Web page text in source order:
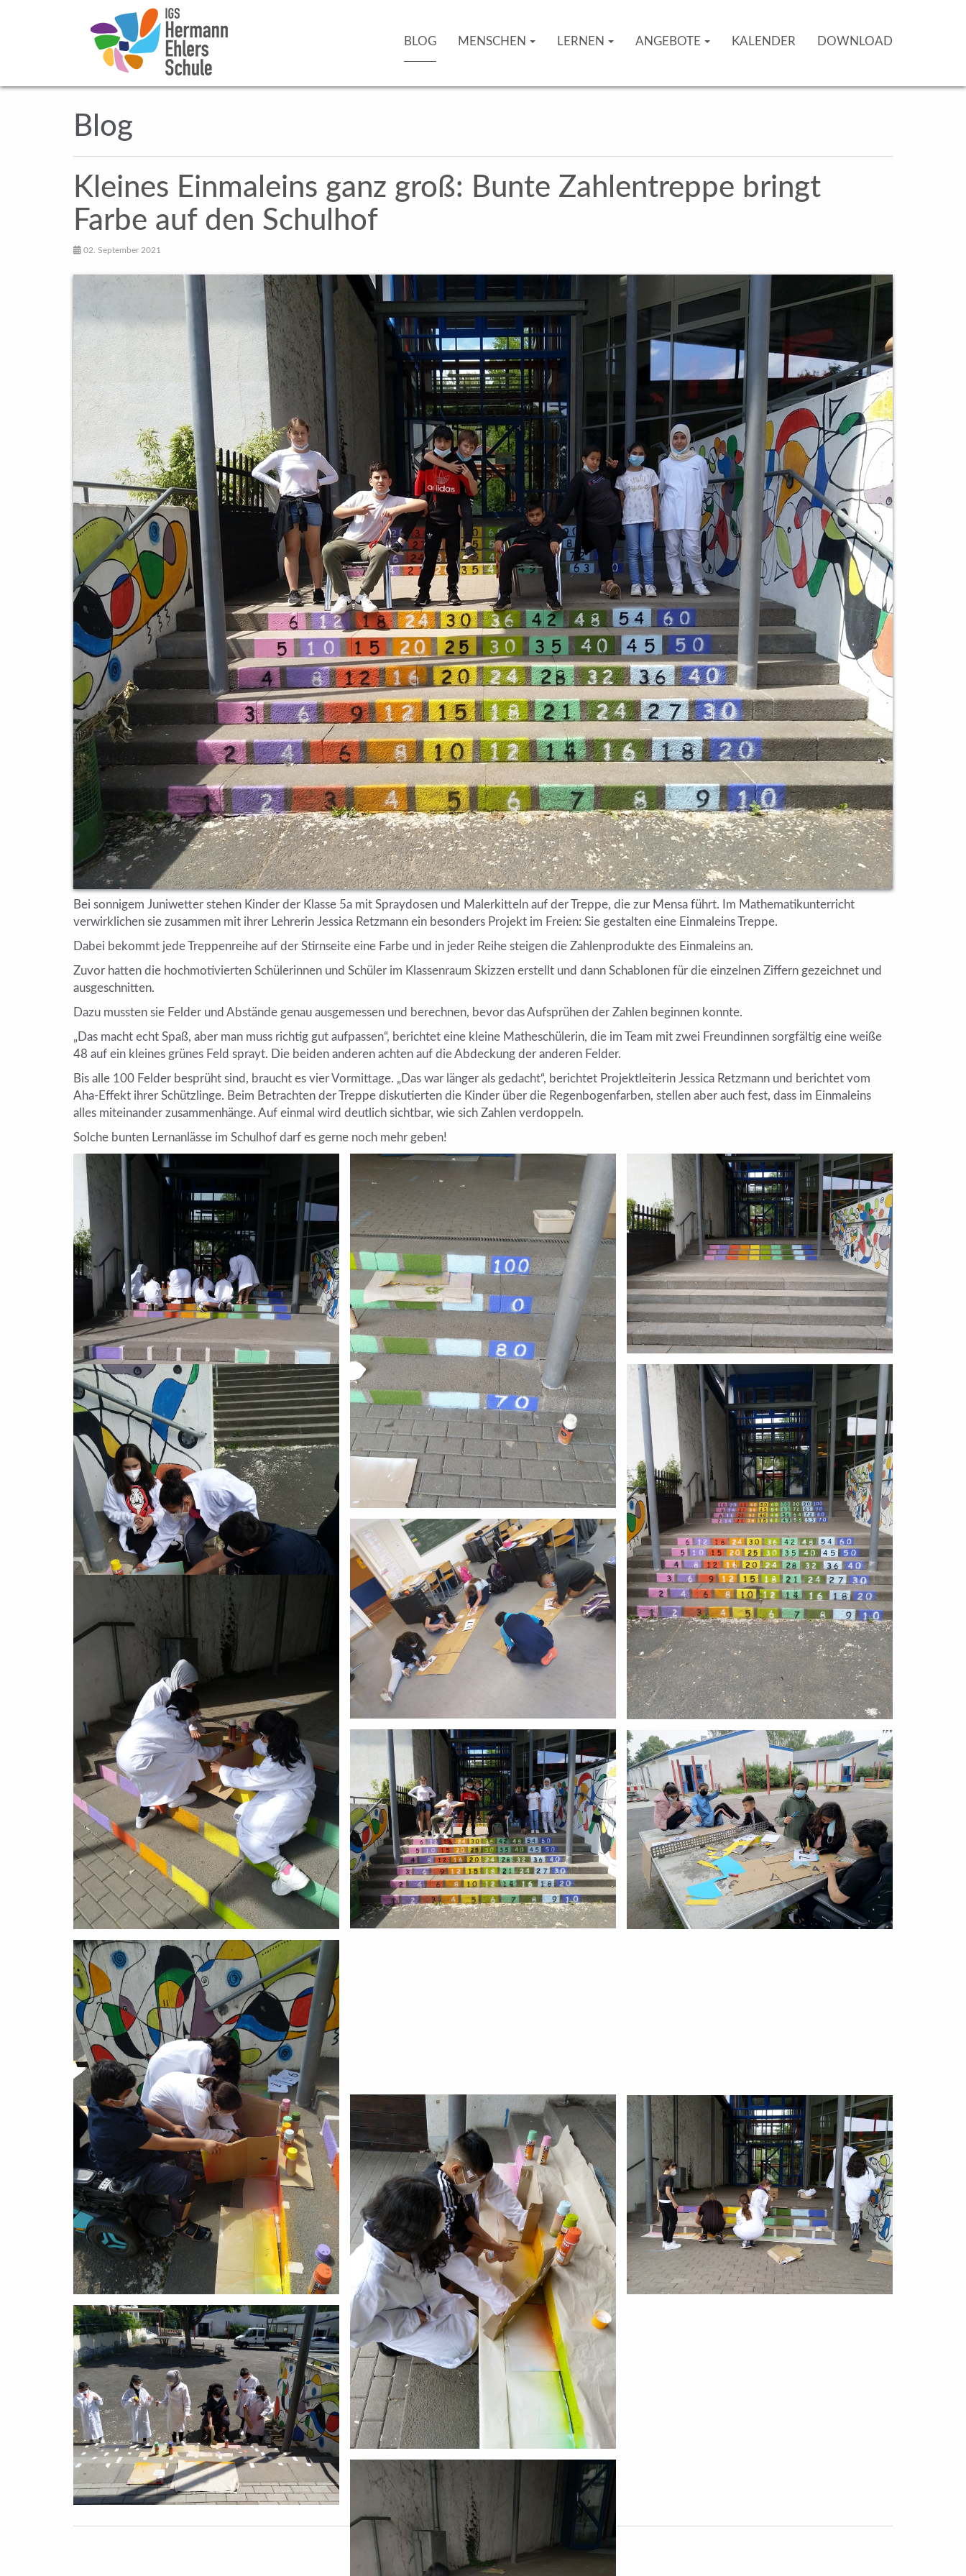
BLOG MENSCHEN LERNEN ANGEBOTE KALENDER DOWNLOAD
Blog
Kleines Einmaleins ganz groß: Bunte Zahlentreppe bringt
Farbe auf den Schulhof
02. September 2021
Bei sonnigem Juniwetter stehen Kinder der Klasse 5a mit Spraydosen und Malerkitteln auf der Treppe, die zur Mensa führt. Im Mathematikunterricht
verwirklichen sie zusammen mit ihrer Lehrerin Jessica Retzmann ein besonders Projekt im Freien: Sie gestalten eine Einmaleins Treppe.
Dabei bekommt jede Treppenreihe auf der Stirnseite eine Farbe und in jeder Reihe steigen die Zahlenprodukte des Einmaleins an.
Zuvor hatten die hochmotivierten Schülerinnen und Schüler im Klassenraum Skizzen erstellt und dann Schablonen für die einzelnen Ziffern gezeichnet und
ausgeschnitten.
Dazu mussten sie Felder und Abstände genau ausgemessen und berechnen, bevor das Aufsprühen der Zahlen beginnen konnte.
„Das macht echt Spaß, aber man muss richtig gut aufpassen“, berichtet eine kleine Matheschülerin, die im Team mit zwei Freundinnen sorgfältig eine weiße
48 auf ein kleines grünes Feld sprayt. Die beiden anderen achten auf die Abdeckung der anderen Felder.
Bis alle 100 Felder besprüht sind, braucht es vier Vormittage. „Das war länger als gedacht“, berichtet Projektleiterin Jessica Retzmann und berichtet vom
Aha-Effekt ihrer Schützlinge. Beim Betrachten der Treppe diskutierten die Kinder über die Regenbogenfarben, stellen aber auch fest, dass im Einmaleins
alles miteinander zusammenhänge. Auf einmal wird deutlich sichtbar, wie sich Zahlen verdoppeln.
Solche bunten Lernanlässe im Schulhof darf es gerne noch mehr geben!